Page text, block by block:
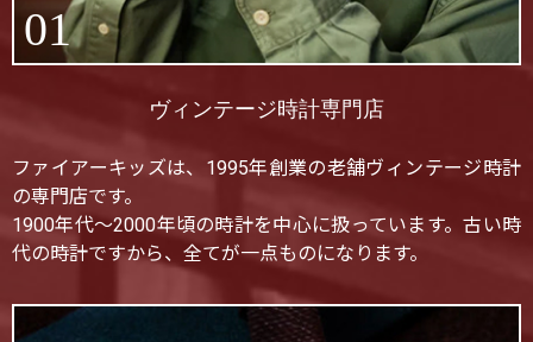
01
ヴィンテージ時計専門店
ファイアーキッズは、1995年創業の老舗ヴィンテージ時計
の専門店です。
1900年代〜2000年頃の時計を中心に扱っています。古い時
代の時計ですから、全てが一点ものになります。